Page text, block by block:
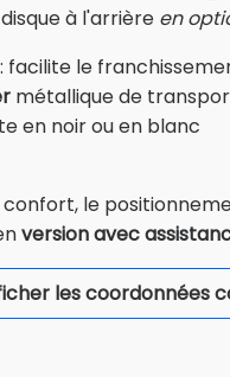
à l'arrière en
: facilite le
métallique de
en noir ou en blanc
le
version avec
les coordonnées